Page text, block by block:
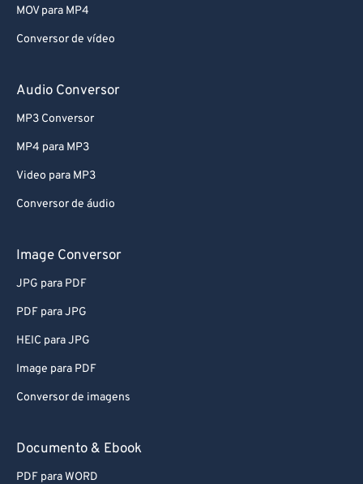
MOV para MP4
Conversor de vídeo
Audio Conversor
MP3 Conversor
MP4 para MP3
Video para MP3
Conversor de áudio
Image Conversor
JPG para PDF
PDF para JPG
HEIC para JPG
Image para PDF
Conversor de imagens
Documento & Ebook
PDF para WORD